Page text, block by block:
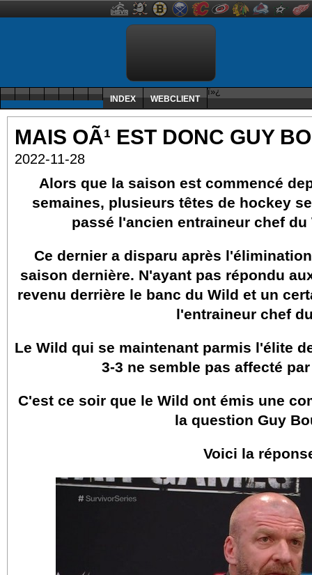
ï»¿
INDEX WEBCLIENT
MAIS OÃ¹ EST DONC GUY
2022-11-28
Alors que la saison est commencé
semaines, plusieurs têtes de hockey
passé l'ancien entraineur chef
Ce dernier a disparu après
saison dernière. N'ayant pas répondu
revenu derrière le banc du Wild et un
l'entraineur chef
Le Wild qui se maintenant parmis l'élite
3-3 ne semble pas affecté
C'est ce soir que le Wild ont émis une
la question Guy
Voici la